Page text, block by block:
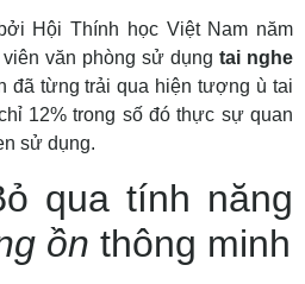
Hội Thính học Việt Nam năm
văn phòng sử dụng tai nghe
đã từng trải qua hiện tượng ù tai
12% trong số đó thực sự quan
sử dụng.
qua tính năng
ồn thông minh